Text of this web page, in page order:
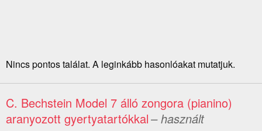
Nincs pontos találat. A leginkább hasonlóakat mutatjuk.
C. Bechstein Model 7 álló zongora (pianino)
aranyozott gyertyatartókkal– használt